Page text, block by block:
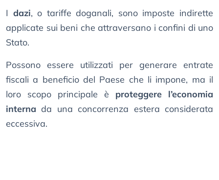
I dazi, o tariffe doganali, sono imposte indirette
applicate sui beni che attraversano i confini di uno
Stato.
Possono essere utilizzati per generare entrate
fiscali a beneficio del Paese che li impone, ma il
loro scopo principale è proteggere l’economia
interna da una concorrenza estera considerata
eccessiva.